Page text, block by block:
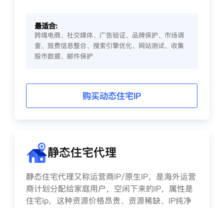
最适合:
跨境电商、社交媒体、广告验证、品牌保护、市场调
查、旅费信息整合、搜索引擎优化、网站测试、收集
股市数据、邮件保护
购买动态住宅IP
静态住宅代理
静态住宅代理又称运营商IP/原生IP，是海外运营
商计划分配给家庭用户，空闲下来的IP，属性是
住宅ip，这种资源价格昂贵、资源稀缺、IP纯净